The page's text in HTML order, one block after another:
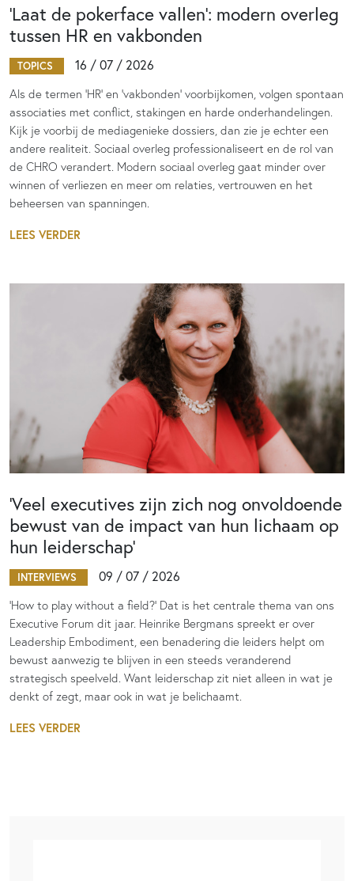
‘Laat de pokerface vallen’: modern overleg
tussen HR en vakbonden
TOPICS 16 / 07 / 2026
Als de termen 'HR' en 'vakbonden' voorbijkomen, volgen spontaan
associaties met conflict, stakingen en harde onderhandelingen.
Kijk je voorbij de mediagenieke dossiers, dan zie je echter een
andere realiteit. Sociaal overleg professionaliseert en de rol van
de CHRO verandert. Modern sociaal overleg gaat minder over
winnen of verliezen en meer om relaties, vertrouwen en het
beheersen van spanningen.
LEES VERDER
‘Veel executives zijn zich nog onvoldoende
bewust van de impact van hun lichaam op
hun leiderschap’
INTERVIEWS 09 / 07 / 2026
‘How to play without a field?’ Dat is het centrale thema van ons
Executive Forum dit jaar. Heinrike Bergmans spreekt er over
Leadership Embodiment, een benadering die leiders helpt om
bewust aanwezig te blijven in een steeds veranderend
strategisch speelveld. Want leiderschap zit niet alleen in wat je
denkt of zegt, maar ook in wat je belichaamt.
LEES VERDER